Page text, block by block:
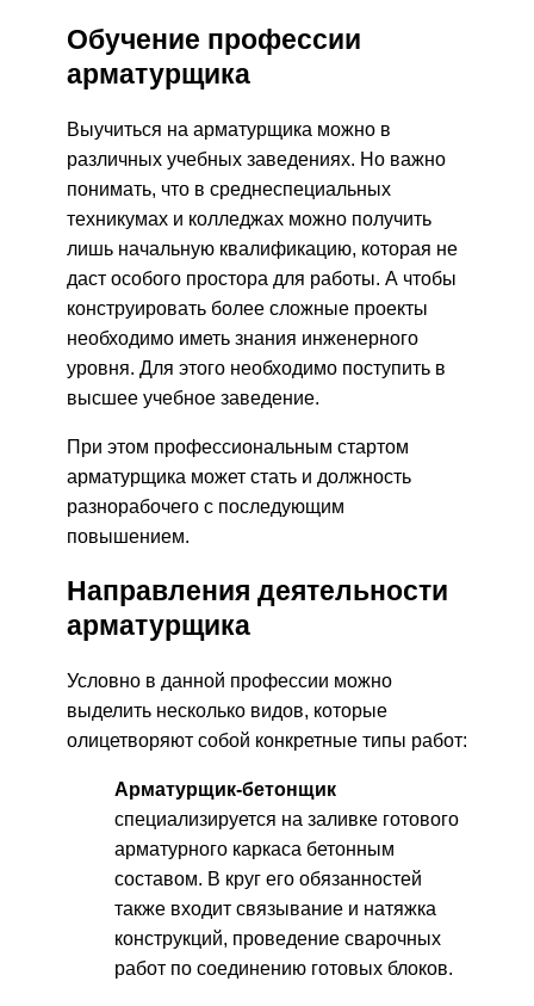
Обучение профессии
арматурщика
Выучиться на арматурщика можно в
различных учебных заведениях. Но важно
понимать, что в среднеспециальных
техникумах и колледжах можно получить
лишь начальную квалификацию, которая не
даст особого простора для работы. А чтобы
конструировать более сложные проекты
необходимо иметь знания инженерного
уровня. Для этого необходимо поступить в
высшее учебное заведение.
При этом профессиональным стартом
арматурщика может стать и должность
разнорабочего с последующим
повышением.
Направления деятельности
арматурщика
Условно в данной профессии можно
выделить несколько видов, которые
олицетворяют собой конкретные типы работ:
Арматурщик-бетонщик
специализируется на заливке готового
арматурного каркаса бетонным
составом. В круг его обязанностей
также входит связывание и натяжка
конструкций, проведение сварочных
работ по соединению готовых блоков.